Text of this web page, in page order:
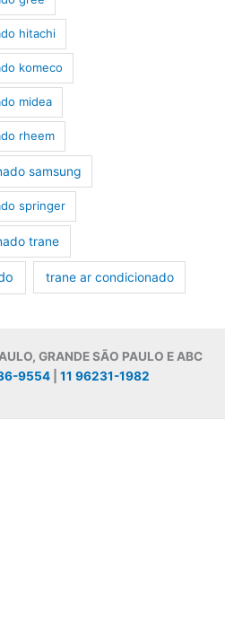
hitachi
komeco
midea
rheem
samsung
springer
trane
trane ar condicionado
GRANDE SÃO PAULO E ABC
9554 11 96231-1982